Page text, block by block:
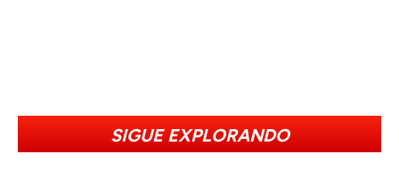
SIGUE EXPLORANDO